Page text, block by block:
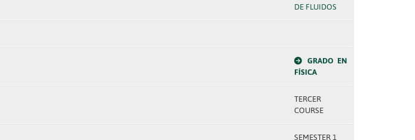
DE FLUIDOS
GRADO EN
FÍSICA
TERCER
COURSE
SEMESTER 1